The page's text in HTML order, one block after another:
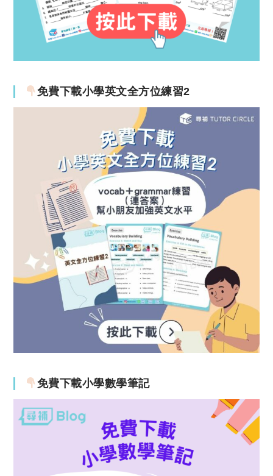
免費下載小學英文全方位練習2
免費下載小學數學筆記